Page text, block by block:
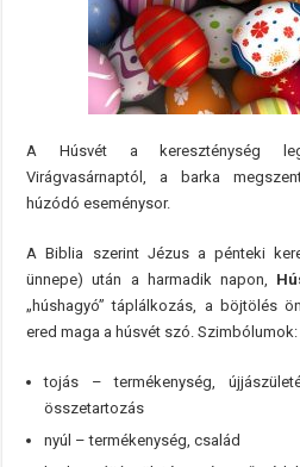
A Húsvét a kereszténység
Virágvasárnaptól, a barka
húzódó eseménysor.
A Biblia szerint Jézus a pénteki
ünnepe) után a harmadik napon,
„húshagyó” táplálkozás, a böjtölés
ered maga a húsvét szó. Szimbólumok:
tojás – termékenység,
összetartozás
nyúl – termékenység, család